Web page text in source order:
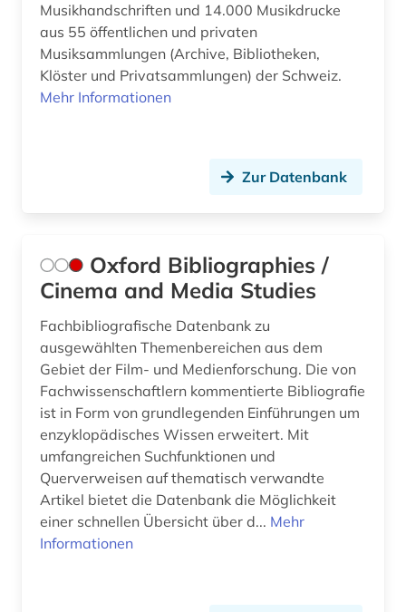
hydrologie (1)
iberoromanistik (5)
inhalt (1)
interkulturelle erziehung (2)
internationale brigaden (1)
iranistik (1)
irland (3)
islam (4)
Musikhandschriften und 14.000 Musikdrucke
aus 55 öffentlichen und privaten
Musiksammlungen (Archive, Bibliotheken,
Klöster und Privatsammlungen) der Schweiz.
Mehr Informationen
Zur Datenbank
Oxford Bibliographies /
Cinema and Media Studies
Fachbibliografische Datenbank zu
ausgewählten Themenbereichen aus dem
Gebiet der Film- und Medienforschung. Die von
Fachwissenschaftlern kommentierte Bibliografie
ist in Form von grundlegenden Einführungen um
enzyklopädisches Wissen erweitert. Mit
umfangreichen Suchfunktionen und
Querverweisen auf thematisch verwandte
Artikel bietet die Datenbank die Möglichkeit
einer schnellen Übersicht über d... Mehr
Informationen